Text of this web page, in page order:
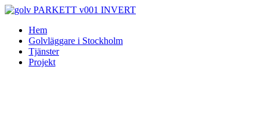
Skip
contentHem
Golvläggare i Stockholm
Tjänster
Projekt